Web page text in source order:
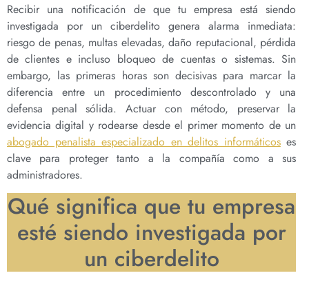
Recibir una notificación de que tu empresa está siendo
investigada por un ciberdelito genera alarma inmediata:
riesgo de penas, multas elevadas, daño reputacional, pérdida
de clientes e incluso bloqueo de cuentas o sistemas. Sin
embargo, las primeras horas son decisivas para marcar la
diferencia entre un procedimiento descontrolado y una
defensa penal sólida. Actuar con método, preservar la
evidencia digital y rodearse desde el primer momento de un
abogado penalista especializado en delitos informáticoses
clave para proteger tanto a la compañía como a sus
administradores.
Qué significa que tu empresa
esté siendo investigada por
un ciberdelito